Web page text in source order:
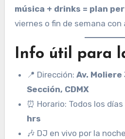
música + drinks = plan
viernes o fin de semana con
Info útil para
📍 Dirección:Av. Moliere
Sección, CDMX
⏰ Horario: Todos los días
hrs
🎶 DJ en vivo por la